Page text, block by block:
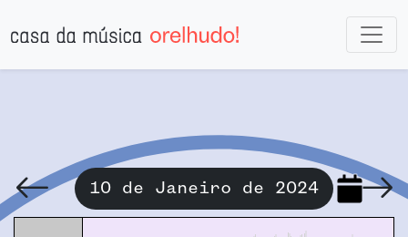
10 de Janeiro de 2024